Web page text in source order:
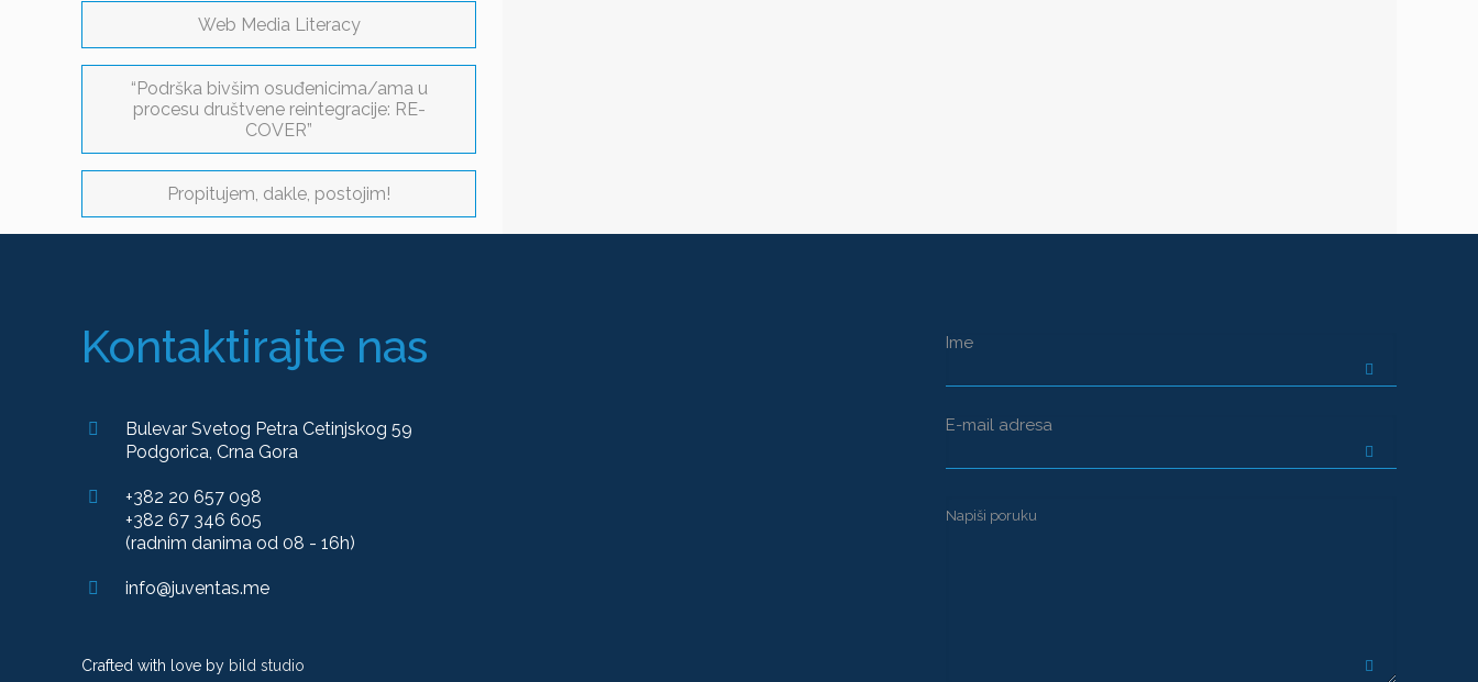
Web Media Literacy
“Podrška bivšim osuđenicima/ama u
procesu društvene reintegracije: RE-
COVER”
Propitujem, dakle, postojim!
Kontaktirajte nas
Bulevar Svetog Petra Cetinjskog 59
Podgorica, Crna Gora
+382 20 657 098
+382 67 346 605
(radnim danima od 08 - 16h)
info@juventas.me
Crafted with love by bild studio